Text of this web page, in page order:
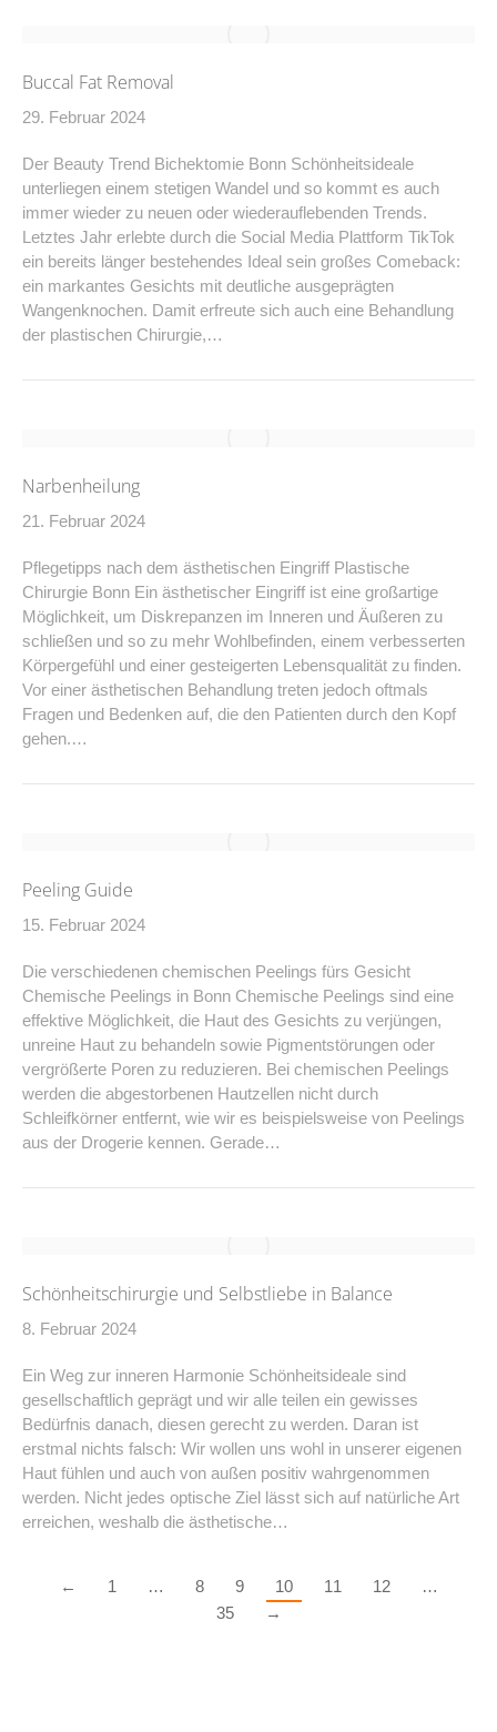
Buccal Fat Removal
29. Februar 2024
Der Beauty Trend Bichektomie Bonn Schönheitsideale
unterliegen einem stetigen Wandel und so kommt es auch
immer wieder zu neuen oder wiederauflebenden Trends.
Letztes Jahr erlebte durch die Social Media Plattform TikTok
ein bereits länger bestehendes Ideal sein großes Comeback:
ein markantes Gesichts mit deutliche ausgeprägten
Wangenknochen. Damit erfreute sich auch eine Behandlung
der plastischen Chirurgie,…
Narbenheilung
21. Februar 2024
Pflegetipps nach dem ästhetischen Eingriff Plastische
Chirurgie Bonn Ein ästhetischer Eingriff ist eine großartige
Möglichkeit, um Diskrepanzen im Inneren und Äußeren zu
schließen und so zu mehr Wohlbefinden, einem verbesserten
Körpergefühl und einer gesteigerten Lebensqualität zu finden.
Vor einer ästhetischen Behandlung treten jedoch oftmals
Fragen und Bedenken auf, die den Patienten durch den Kopf
gehen.…
Peeling Guide
15. Februar 2024
Die verschiedenen chemischen Peelings fürs Gesicht
Chemische Peelings in Bonn Chemische Peelings sind eine
effektive Möglichkeit, die Haut des Gesichts zu verjüngen,
unreine Haut zu behandeln sowie Pigmentstörungen oder
vergrößerte Poren zu reduzieren. Bei chemischen Peelings
werden die abgestorbenen Hautzellen nicht durch
Schleifkörner entfernt, wie wir es beispielsweise von Peelings
aus der Drogerie kennen. Gerade…
Schönheitschirurgie und Selbstliebe in Balance
8. Februar 2024
Ein Weg zur inneren Harmonie Schönheitsideale sind
gesellschaftlich geprägt und wir alle teilen ein gewisses
Bedürfnis danach, diesen gerecht zu werden. Daran ist
erstmal nichts falsch: Wir wollen uns wohl in unserer eigenen
Haut fühlen und auch von außen positiv wahrgenommen
werden. Nicht jedes optische Ziel lässt sich auf natürliche Art
erreichen, weshalb die ästhetische…
← 1 … 8 9 10 11 12
…
35
→